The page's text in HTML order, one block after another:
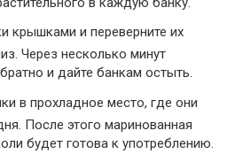
крышками и переверните их
Через несколько минут
и дайте банкам остыть.
в прохладное место, где они
После этого маринованная
будет готова к употреблению.